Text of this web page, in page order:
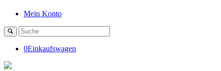
Mein Konto
0Einkaufswagen